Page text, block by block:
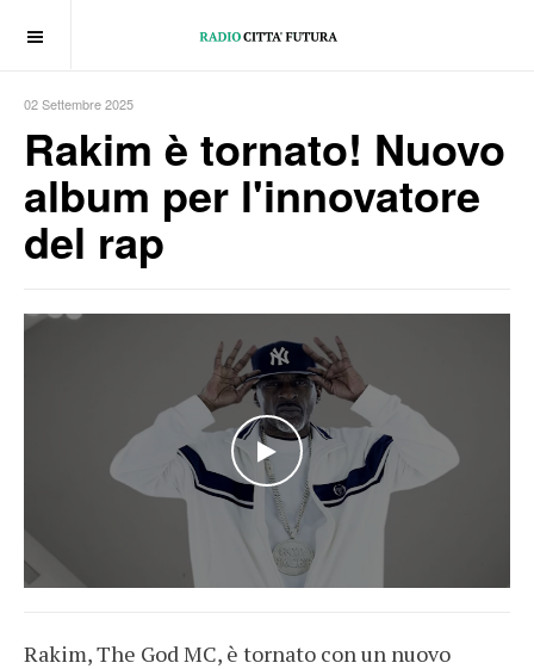
02 Settembre 2025
Rakim è tornato! Nuovo
album per l'innovatore
del rap
WATCH THE VIDEO
Rakim, The God MC, è tornato con un nuovo